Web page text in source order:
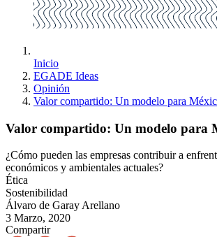
Inicio
EGADE Ideas
Opinión
Valor compartido: Un modelo para
Valor compartido: Un modelo para
¿Cómo pueden las empresas contribuir a
económicos y ambientales actuales?
Ética
Sostenibilidad
Álvaro de Garay Arellano
3 Marzo, 2020
Compartir